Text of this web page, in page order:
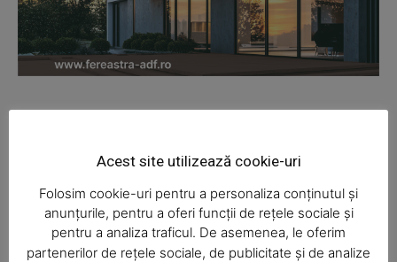
News Week
Magazine PRO
Acest site utilizează cookie-uri
Folosim cookie-uri pentru a personaliza conținutul și
anunțurile, pentru a oferi funcții de rețele sociale și
pentru a analiza traficul. De asemenea, le oferim
partenerilor de rețele sociale, de publicitate și de analize